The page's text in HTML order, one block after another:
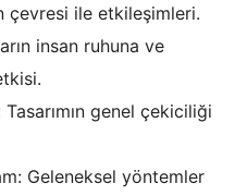
çevresi ile etkileşimleri.
insan ruhuna ve
genel çekiciliği
Geleneksel yöntemler